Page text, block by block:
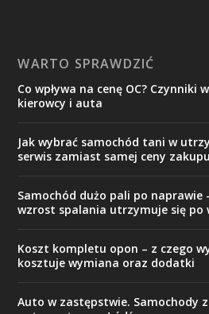
WARTO SPRAWDZIĆ
Co wpływa na cenę OC? Czynniki
kierowcy i auta
Jak wybrać samochód tani w
serwis zamiast samej ceny zakupu
Samochód dużo pali po naprawie
wzrost spalania utrzymuje się po
Koszt kompletu opon – z czego
kosztuje wymiana oraz dodatki
Auto w zastępstwie. Samochody